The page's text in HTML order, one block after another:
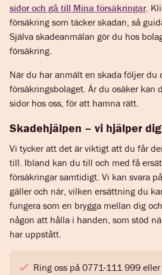
sidor och gå till Mina försäkringar.
försäkring som täcker skadan, så
Själva skadeanmälan gör du hos
försäkring.
När du har anmält en skada följer du
försäkringsbolaget. Är du osäker kan
sidor hos oss, för att hamna rätt.
Skadehjälpen – vi hjälper
Vi tycker att det är viktigt att du får
till. Ibland kan du till och med få
försäkringar samtidigt. Vi kan svara
gäller och när, vilken ersättning du
fungera som en brygga mellan dig
någon att hålla i handen, som stöd
har uppstått.
Ring oss på 0771-111 999